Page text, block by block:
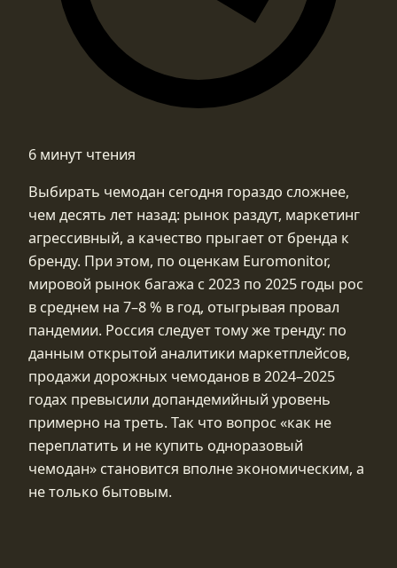
6 минут чтения
Выбирать чемодан сегодня гораздо сложнее,
чем десять лет назад: рынок раздут, маркетинг
агрессивный, а качество прыгает от бренда к
бренду. При этом, по оценкам Euromonitor,
мировой рынок багажа с 2023 по 2025 годы рос
в среднем на 7–8 % в год, отыгрывая провал
пандемии. Россия следует тому же тренду: по
данным открытой аналитики маркетплейсов,
продажи дорожных чемоданов в 2024–2025
годах превысили допандемийный уровень
примерно на треть. Так что вопрос «как не
переплатить и не купить одноразовый
чемодан» становится вполне экономическим, а
не только бытовым.